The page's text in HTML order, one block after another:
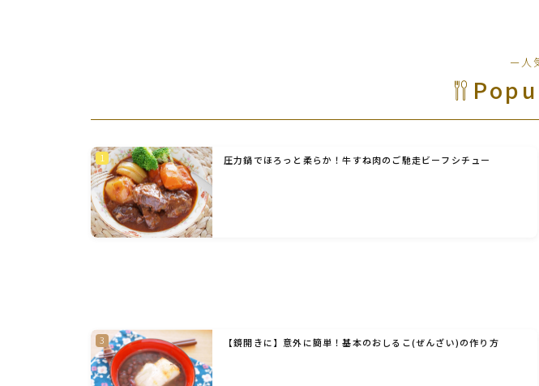
野菜料理(ズッキーニ・
ら豆・えんどう・オクラ)
野菜料理(玉ねぎ・ねぎ
セロリ・アスパラガス)
根菜料理（にんじん・
芋類(じゃが芋・さつ
山菜料理
ー人
圧力鍋でほろっと柔らか！牛すね肉のご馳走ビーフシチュー
【鏡開きに】意外に簡単！基本のおしるこ(ぜんざい)の作り方